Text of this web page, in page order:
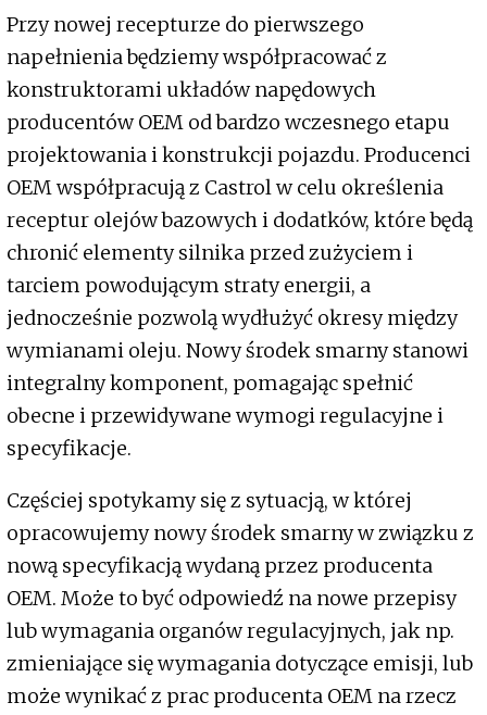
Przy nowej recepturze do pierwszego
napełnienia będziemy współpracować z
konstruktorami układów napędowych
producentów OEM od bardzo wczesnego etapu
projektowania i konstrukcji pojazdu. Producenci
OEM współpracują z Castrol w celu określenia
receptur olejów bazowych i dodatków, które będą
chronić elementy silnika przed zużyciem i
tarciem powodującym straty energii, a
jednocześnie pozwolą wydłużyć okresy między
wymianami oleju. Nowy środek smarny stanowi
integralny komponent, pomagając spełnić
obecne i przewidywane wymogi regulacyjne i
specyfikacje.
Częściej spotykamy się z sytuacją, w której
opracowujemy nowy środek smarny w związku z
nową specyfikacją wydaną przez producenta
OEM. Może to być odpowiedź na nowe przepisy
lub wymagania organów regulacyjnych, jak np.
zmieniające się wymagania dotyczące emisji, lub
może wynikać z prac producenta OEM na rzecz